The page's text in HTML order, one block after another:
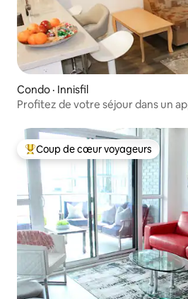
Condo · Innisfil
Profitez de votre séjour dans un
Coup de cœur voyageurs parmi les
Coup de cœur voyageurs